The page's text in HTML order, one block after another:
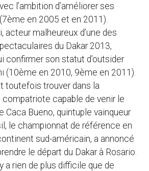
l’ambition d’améliorer ses
en 2005 et en 2011).
acteur malheureux d’une des
du Dakar 2013,
confirmer son statut d’outsider
(10ème en 2010, 9ème en 2011).
toutefois trouver dans la
capable de venir le
Caca Bueno, quintuple vainqueur
le championnat de référence en
sud-américain, a annoncé
le départ du Dakar à Rosario.
a rien de plus difficile que de